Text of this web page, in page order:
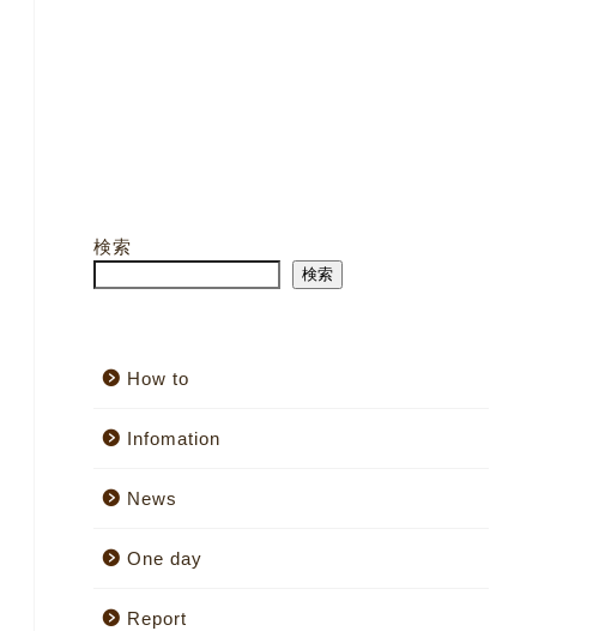
検索
検索
How to
Infomation
News
One day
Report